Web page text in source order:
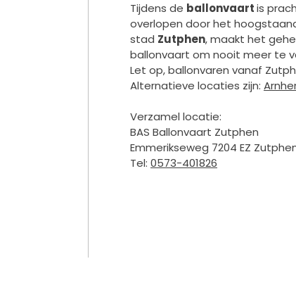
Tijdens de ballonvaartis
overlopen door het
stad Zutphen, maakt het
ballonvaart om nooit meer te
Let op, ballonvaren vanaf
Alternatieve locaties zijn:
Verzamel locatie:
BAS Ballonvaart Zutphen
Emmerikseweg 7204 EZ
Tel: 0573-401826